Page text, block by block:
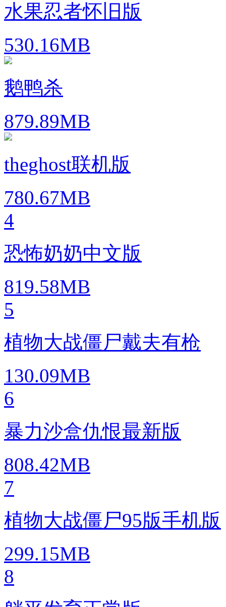
水果忍者怀旧版
530.16MB
鹅鸭杀
879.89MB
theghost联机版
780.67MB
4
恐怖奶奶中文版
819.58MB
5
植物大战僵尸戴夫有枪
130.09MB
6
暴力沙盒仇恨最新版
808.42MB
7
植物大战僵尸95版手机版
299.15MB
8